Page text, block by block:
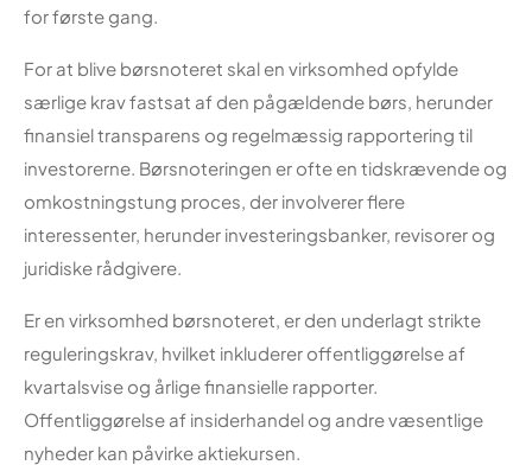
for første gang.
For at blive børsnoteret skal en virksomhed opfylde
særlige krav fastsat af den pågældende børs, herunder
finansiel transparens og regelmæssig rapportering til
investorerne. Børsnoteringen er ofte en tidskrævende og
omkostningstung proces, der involverer flere
interessenter, herunder investeringsbanker, revisorer og
juridiske rådgivere.
Er en virksomhed børsnoteret, er den underlagt strikte
reguleringskrav, hvilket inkluderer offentliggørelse af
kvartalsvise og årlige finansielle rapporter.
Offentliggørelse af insiderhandel og andre væsentlige
nyheder kan påvirke aktiekursen.